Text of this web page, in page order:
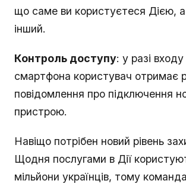
що саме ви користуєтеся Дією,
інший.
Контроль доступу: у разі
смартфона користувач отримає
повідомлення про підключення
пристрою.
Навіщо потрібен новий рівень
Щодня послугами в Дії
мільйони українців, тому